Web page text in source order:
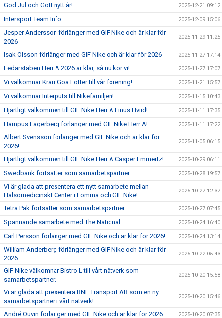
God Jul och Gott nytt år! 2025-12-21 09:12
Intersport Team Info 2025-12-09 15:06
Jesper Andersson förlänger med GIF Nike och är klar för
2026
2025-11-29 11:25
Isak Olsson förlänger med GIF Nike och är klar för 2026 2025-11-27 17:14
Ledarstaben Herr A 2026 är klar, så nu kör vi! 2025-11-27 17:07
Vi välkomnar KramGoa Fötter till vår förening! 2025-11-21 15:57
Vi välkomnar Interputs till Nikefamiljen! 2025-11-15 10:43
Hjärtligt välkommen till GIF Nike Herr A Linus Hviid! 2025-11-11 17:35
Hampus Fagerberg förlänger med GIF Nike Herr A! 2025-11-11 17:22
Albert Svensson förlänger med GIF Nike och är klar för
2026!
2025-11-05 06:15
Hjärtligt välkommen till GIF Nike Herr A Casper Emmertz! 2025-10-29 06:11
Swedbank fortsätter som samarbetspartner. 2025-10-28 19:57
Vi är glada att presentera ett nytt samarbete mellan
Hälsomedicinskt Center i Lomma och GIF Nike!
2025-10-27 12:37
Tetra Pak fortsätter som samarbetspartner. 2025-10-27 07:45
Spännande samarbete med The National 2025-10-24 16:40
Carl Persson förlänger med GIF Nike och är klar för 2026! 2025-10-24 13:14
William Anderberg förlänger med GIF Nike och är klar för
2026
2025-10-22 05:43
GIF Nike välkomnar Bistro L till vårt nätverk som
samarbetspartner.
2025-10-20 15:58
Vi är glada att presentera BNL Transport AB som en ny
samarbetspartner i vårt nätverk!
2025-10-20 15:46
André Ouvin förlänger med GIF Nike och är klar för 2026 2025-10-20 07:35